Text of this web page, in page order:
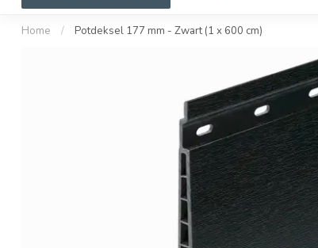
Home / Potdeksel 177 mm - Zwart (1 x 600 cm)